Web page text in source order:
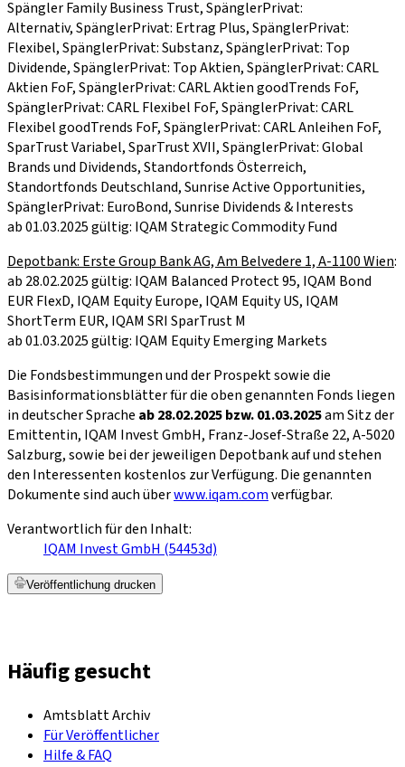
Spängler Family Business Trust, SpänglerPrivat:
Alternativ, SpänglerPrivat: Ertrag Plus, SpänglerPrivat:
Flexibel, SpänglerPrivat: Substanz, SpänglerPrivat: Top
Dividende, SpänglerPrivat: Top Aktien, SpänglerPrivat: CARL
Aktien FoF, SpänglerPrivat: CARL Aktien goodTrends FoF,
SpänglerPrivat: CARL Flexibel FoF, SpänglerPrivat: CARL
Flexibel goodTrends FoF, SpänglerPrivat: CARL Anleihen FoF,
SparTrust Variabel, SparTrust XVII, SpänglerPrivat: Global
Brands und Dividends, Standortfonds Österreich,
Standortfonds Deutschland, Sunrise Active Opportunities,
SpänglerPrivat: EuroBond, Sunrise Dividends & Interests
ab 01.03.2025 gültig: IQAM Strategic Commodity Fund
Depotbank: Erste Group Bank AG, Am Belvedere 1, A-1100 Wien:
ab 28.02.2025 gültig: IQAM Balanced Protect 95, IQAM Bond
EUR FlexD, IQAM Equity Europe, IQAM Equity US, IQAM
ShortTerm EUR, IQAM SRI SparTrust M
ab 01.03.2025 gültig: IQAM Equity Emerging Markets
Die Fondsbestimmungen und der Prospekt sowie die
Basisinformationsblätter für die oben genannten Fonds liegen
in deutscher Sprache ab 28.02.2025 bzw. 01.03.2025am Sitz der
Emittentin, IQAM Invest GmbH, Franz-Josef-Straße 22, A-5020
Salzburg, sowie bei der jeweiligen Depotbank auf und stehen
den Interessenten kostenlos zur Verfügung. Die genannten
Dokumente sind auch überwww.iqam.comverfügbar.
Verantwortlich für den Inhalt:
IQAM Invest GmbH (54453d)
Veröffentlichung drucken
Häufig gesucht
Amtsblatt Archiv
Für Veröffentlicher
Hilfe & FAQ